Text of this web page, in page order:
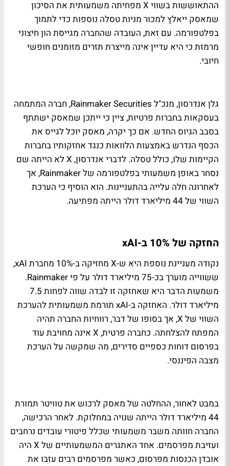
ההתאוששות בשווי X מפחיתה משמעותית את הסיכון
שמאסק ייאלץ למכור מניות טסלה נוספות כדי לתמוך
בפלטפורמה. עם זאת, העובדה שהחברה מגייסת הון חיצוני
מרמזת כי היא עדיין אינה מייצרת תזרים מזומנים חופשי
חיובי.
גלן אנדרסון, מנכ"ל Rainmaker Securities, חברה המתמחה
בעסקאות בחברות פרטיות, ציין כי ייתכן שמאסק ישתתף
בסבב הגיוס החדש. אם כך יקרה, מאסק יוכל לגייס את
הכסף הנדרש באמצעות הלוואות כנגד אחזקותיו בחברות
הקיימות שלו, כולל טסלה. לדברי אנדרסון, X לא הייתה שם
נסחר באופן משמעותי בפלטפורמה של Rainmaker, אך
לאחרונה חלה עלייה בהתעניינות. הוא הוסיף כי הערכת
השווי של 44 מיליארד דולר הייתה מפתיעה.
החזקה של 10% ב-xAI
נקודה מעניינת נוספת היא ש-X מחזיקה ב-10% מחברת xAI,
ששווייה מוערך בכ-75 מיליארד דולר על פי Rainmaker.
משמעות הדבר היא שאחזקה זו לבדה שווה לפחות 7.5
מיליארד דולר. האחזקה ב-xAI תורמת משמעותית להערכת
השווי של X, אך בסופו של דבר, רווחיות החברה תהיה
המפתח להצלחתה. כחברה פרטית, X אינה מחויבת עוד
בפרסום דוחות כספיים סדירים, מה שמקשה על הערכת
מצבה הפיננסי.
במבט לאחור, ההחלטה של מאסק לרכוש את טוויטר תמורת
44 מיליארד דולר הייתה שנויה במחלוקת. לאחר הרכישה,
החברה חוותה משבר משמעותי שכלל פיטורי עובדים נרחבים
ועזיבת מפרסמים. אחד האתגרים המשמעותיים של X היה
אובדן הכנסות מפרסום, כאשר מפרסמים רבים עזבו את